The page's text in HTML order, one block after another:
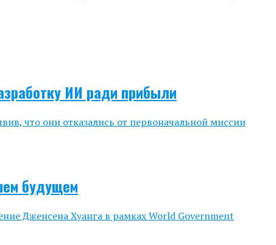
ИИ ради прибыли
что они отказались от первоначальной миссии
будущем
Дженсена Хуанга в рамках World Government